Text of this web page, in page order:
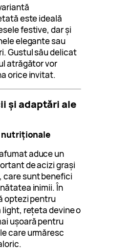
este ideală
festive, dar și
elegante sau
Gustul său delicat
atrăgător vor
orice invitat.
și adaptări ale
nutriționale
aduce un
de acizi grași
care sunt benefici
inimii. În
optezi pentru
light, rețeta devine o
ușoară pentru
care urmăresc